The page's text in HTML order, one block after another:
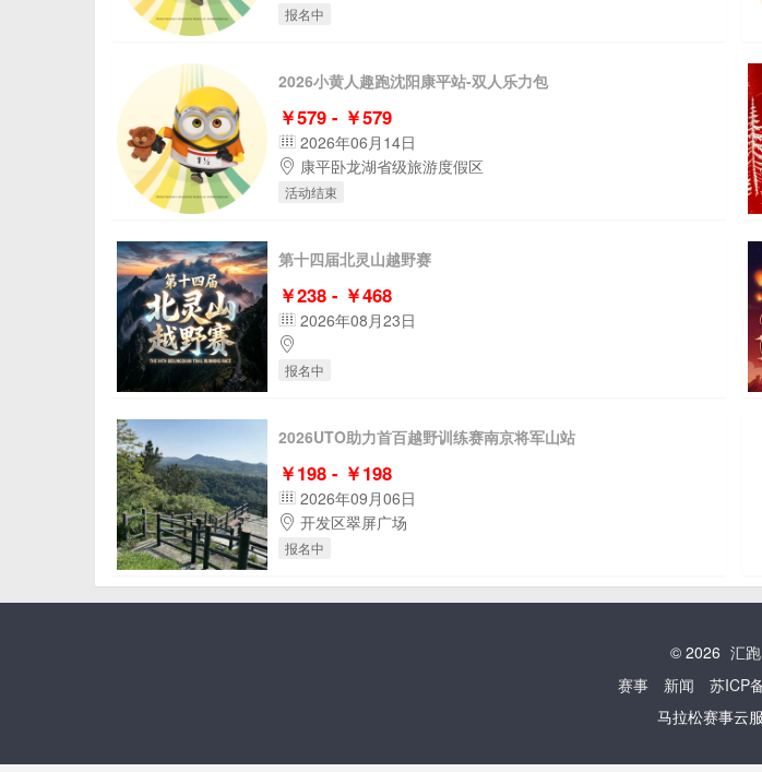
报名中
2026小黄人趣跑沈阳康平站-双人乐力包
￥579 - ￥579
2026年06月14日
康平卧龙湖省级旅游度假区
活动结束
第十四届北灵山越野赛
￥238 - ￥468
2026年08月23日
报名中
2026UTO助力首百越野训练赛南京将军山站
￥198 - ￥198
2026年09月06日
开发区翠屏广场
报名中
© 2026 汇
赛事
新闻
苏ICP
马拉松赛事云